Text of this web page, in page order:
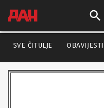
SVE ČITULJE OBAVIJESTI